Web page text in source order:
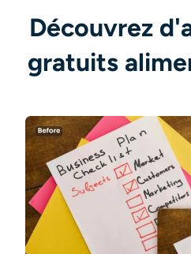
Découvrez
gratuits